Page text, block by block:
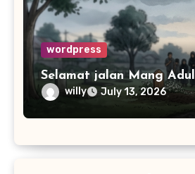
wordpress
Selamat jalan Mang Adul
willy July 13, 2026